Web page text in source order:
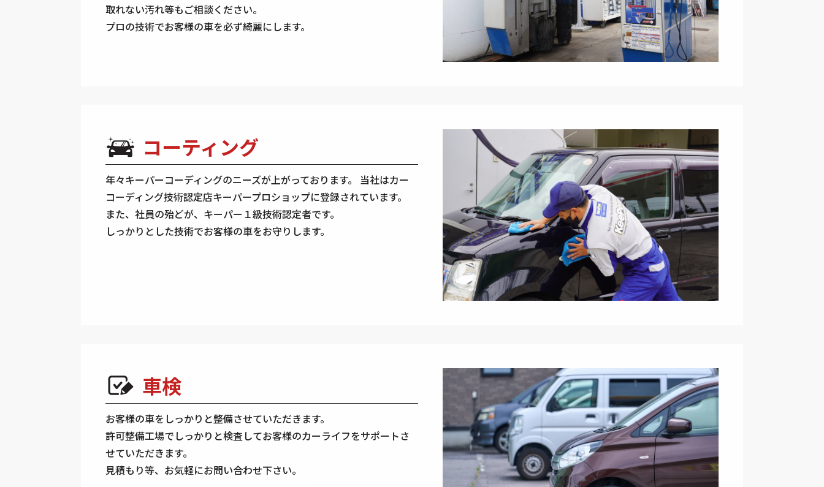
取れない汚れ等もご相談ください。
プロの技術でお客様の車を必ず綺麗にします。
コーティング
年々キーパーコーディングのニーズが上がっております。 当社はカー
コーディング技術認定店キーパープロショップに登録されています。
また、社員の殆どが、キーパー１級技術認定者です。
しっかりとした技術でお客様の車をお守りします。
車検
お客様の車をしっかりと整備させていただきます。
許可整備工場でしっかりと検査してお客様のカーライフをサポートさ
せていただきます。
見積もり等、お気軽にお問い合わせ下さい。